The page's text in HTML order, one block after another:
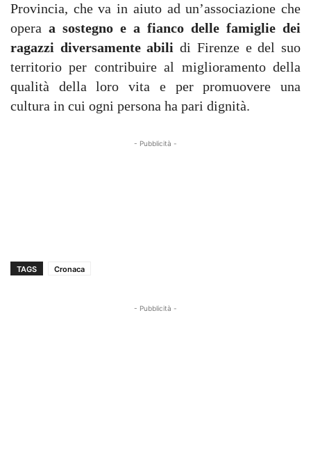
Provincia, che va in aiuto ad un’associazione che
opera a sostegno e a fianco delle famiglie dei
ragazzi diversamente abili di Firenze e del suo
territorio per contribuire al miglioramento della
qualità della loro vita e per promuovere una
cultura in cui ogni persona ha pari dignità.
- Pubblicità -
TAGS Cronaca
- Pubblicità -